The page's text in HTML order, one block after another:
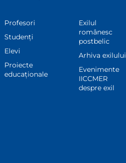
Profesori
Studenți
Elevi
Proiecte
educaționale
Exilul
românesc
postbelic
Arhiva exilului
Evenimente
IICCMER
despre exil